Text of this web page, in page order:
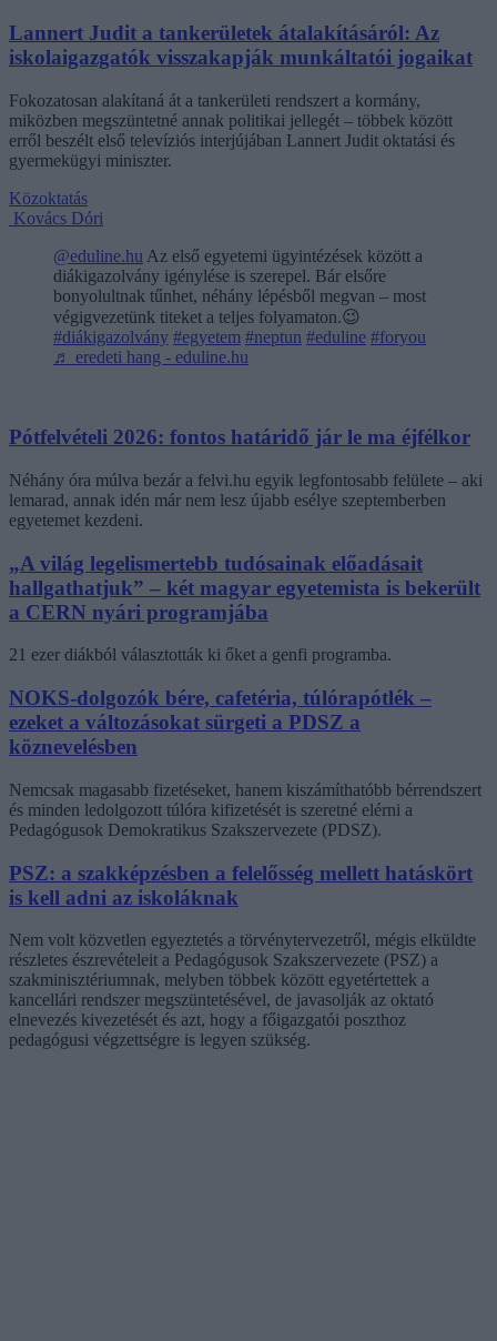
Lannert Judit a tankerületek átalakításáról: Az
iskolaigazgatók visszakapják munkáltatói jogaikat
Fokozatosan alakítaná át a tankerületi rendszert a kormány,
miközben megszüntetné annak politikai jellegét – többek között
erről beszélt első televíziós interjújában Lannert Judit oktatási és
gyermekügyi miniszter.
Közoktatás
Kovács Dóri
@eduline.hu Az első egyetemi ügyintézések között a
diákigazolvány igénylése is szerepel. Bár elsőre
bonyolultnak tűnhet, néhány lépésből megvan – most
végigvezetünk titeket a teljes folyamaton.😉
#diákigazolvány #egyetem #neptun #eduline #foryou
♬ eredeti hang - eduline.hu
Pótfelvételi 2026: fontos határidő jár le ma éjfélkor
Néhány óra múlva bezár a felvi.hu egyik legfontosabb felülete – aki
lemarad, annak idén már nem lesz újabb esélye szeptemberben
egyetemet kezdeni.
„A világ legelismertebb tudósainak előadásait
hallgathatjuk” – két magyar egyetemista is bekerült
a CERN nyári programjába
21 ezer diákból választották ki őket a genfi programba.
NOKS-dolgozók bére, cafetéria, túlórapótlék –
ezeket a változásokat sürgeti a PDSZ a
köznevelésben
Nemcsak magasabb fizetéseket, hanem kiszámíthatóbb bérrendszert
és minden ledolgozott túlóra kifizetését is szeretné elérni a
Pedagógusok Demokratikus Szakszervezete (PDSZ).
PSZ: a szakképzésben a felelősség mellett hatáskört
is kell adni az iskoláknak
Nem volt közvetlen egyeztetés a törvénytervezetről, mégis elküldte
részletes észrevételeit a Pedagógusok Szakszervezete (PSZ) a
szakminisztériumnak, melyben többek között egyetértettek a
kancellári rendszer megszüntetésével, de javasolják az oktató
elnevezés kivezetését és azt, hogy a főigazgatói poszthoz
pedagógusi végzettségre is legyen szükség.